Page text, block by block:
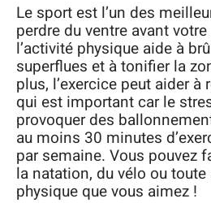
Le sport est l’un des
perdre du ventre avant
l’activité physique aide à
superflues et à tonifier la
plus, l’exercice peut aider à
qui est important car le
provoquer des
au moins 30 minutes
par semaine. Vous pouvez
la natation, du vélo ou
physique que vous aimez !